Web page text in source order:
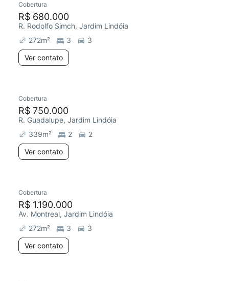
Redecorar
Cobertura
R$ 680.000
R. Rodolfo Simch, Jardim Lindóia
272m² 3
3
Ver contato
Chegou este mês
Cobertura
R$ 750.000
R. Guadalupe, Jardim Lindóia
339m² 2
2
Ver contato
Redecorar
Cobertura
R$ 1.190.000
Av. Montreal, Jardim Lindóia
272m² 3
3
Ver contato